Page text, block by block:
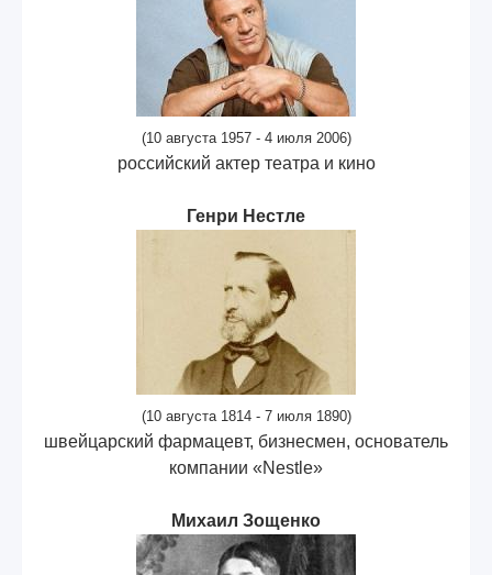
(10 августа 1957 - 4 июля 2006)
российский актер театра и кино
Генри Нестле
(10 августа 1814 - 7 июля 1890)
швейцарский фармацевт, бизнесмен, основатель
компании «Nestle»
Михаил Зощенко